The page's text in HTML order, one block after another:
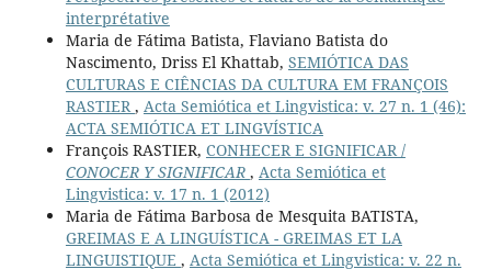
interprétative
Maria de Fátima Batista, Flaviano Batista do
Nascimento, Driss El Khattab, SEMIÓTICA DAS
CULTURAS E CIÊNCIAS DA CULTURA EM FRANÇOIS
RASTIER, Acta Semiótica et Lingvistica: v. 27 n. 1 (46):
ACTA SEMIÓTICA ET LINGVÍSTICA
François RASTIER, CONHECER E SIGNIFICAR /
CONOCER Y SIGNIFICAR , Acta Semiótica et
Lingvistica: v. 17 n. 1 (2012)
Maria de Fátima Barbosa de Mesquita BATISTA,
GREIMAS E A LINGUÍSTICA - GREIMAS ET LA
LINGUISTIQUE , Acta Semiótica et Lingvistica: v. 22 n.